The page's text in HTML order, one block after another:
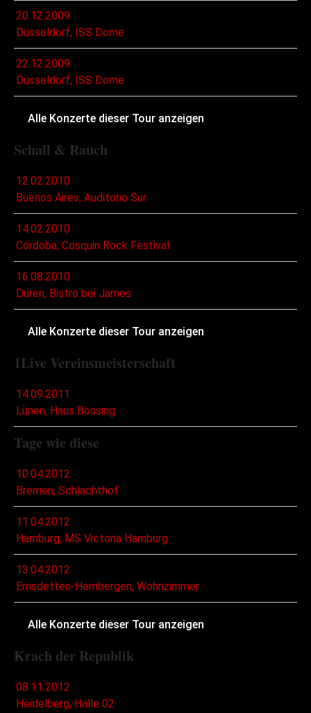
20.12.2009
Düsseldorf, ISS Dome
22.12.2009
Düsseldorf, ISS Dome
Alle Konzerte dieser Tour anzeigen
Schall & Rauch
12.02.2010
Buenos Aires, Auditorio Sur
14.02.2010
Córdoba, Cosquin Rock Festival
16.08.2010
Düren, Bistro bei James
Alle Konzerte dieser Tour anzeigen
1Live Vereinsmeisterschaft
14.09.2011
Lünen, Haus Bössing
Tage wie diese
10.04.2012
Bremen, Schlachthof
11.04.2012
Hamburg, MS Victoria Hamburg
13.04.2012
Emsdetten-Hembergen, Wohnzimmer
Alle Konzerte dieser Tour anzeigen
Krach der Republik
08.11.2012
Heidelberg, Halle 02